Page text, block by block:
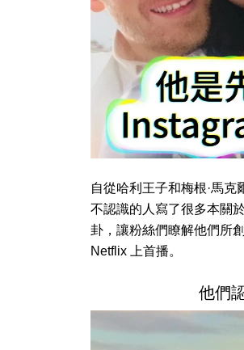
自從哈利王子和梅根·馬
不認識的人寫了很多本關
卦，讓粉絲們瞭解他們所
Netflix 上首播。
他們